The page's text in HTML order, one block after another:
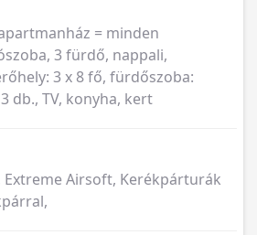
= minden
3 fürdő, nappali,
3 x 8 fő, fürdőszoba:
db., TV, konyha, kert
Extreme Airsoft, Kerékpárturák